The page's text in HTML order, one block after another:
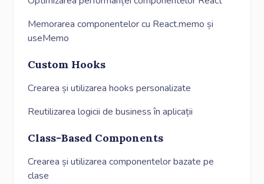
Memorarea componentelor cu React.memo și
useMemo
Custom Hooks
Crearea și utilizarea hooks personalizate
Reutilizarea logicii de business în aplicații
Class-Based Components
Crearea și utilizarea componentelor bazate pe
clase